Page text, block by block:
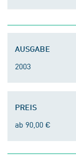
AUSGABE
2003
PREIS
ab 90,00 €